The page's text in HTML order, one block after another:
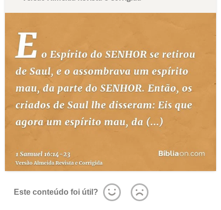
Este conteúdo foi útil?